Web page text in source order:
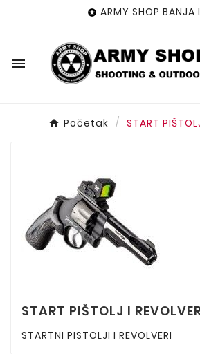
 ARMY SHOP BANJA

Početak START
START PIŠTOLJ I
STARTNI PISTOLJI I REVOLVERI